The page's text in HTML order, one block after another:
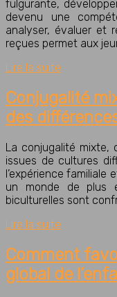
fulgurante,
devenu une
analyser, évaluer et
reçues permet aux
Lire la suite
Conjugalité
des
La conjugalité mixte,
issues de cultures
l’expérience
un monde de plus
biculturelles sont
Lire la suite
Comment
global de